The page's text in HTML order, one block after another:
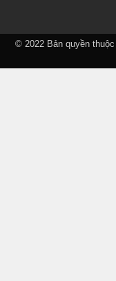
© 2022 Bản quyền thuộc